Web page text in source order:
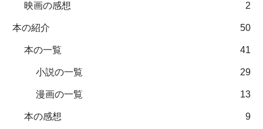
映画の感想 2
本の紹介 50
本の一覧 41
小説の一覧 29
漫画の一覧 13
本の感想 9